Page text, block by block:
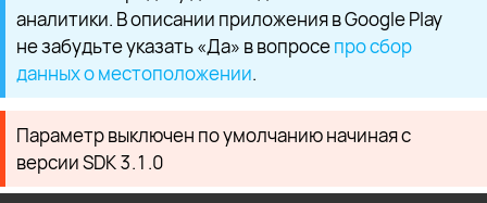
аналитики. В описании приложения в Google Play
не забудьте указать «Да» в вопросепро сбор
данных о местоположении.
Параметр выключен по умолчанию начиная с
версии SDK 3.1.0